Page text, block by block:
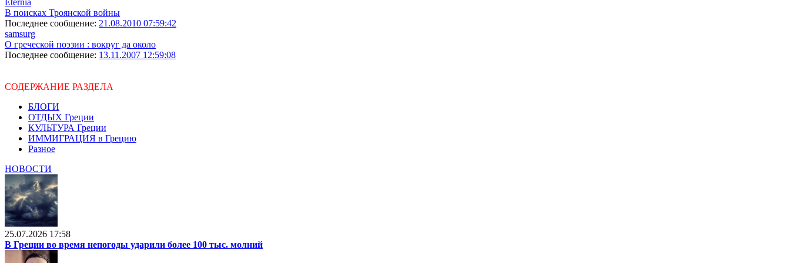
В поисках Троянской войны
Последнее сообщение: 21.08.2010 07:59:42
samsurg
О греческой поэзии : вокруг да около
Последнее сообщение: 13.11.2007 12:59:08
СОДЕРЖАНИЕ РАЗДЕЛА
БЛОГИ
ОТДЫХ Греции
КУЛЬТУРА Греции
ИММИГРАЦИЯ в Грецию
Разное
НОВОСТИ
25.07.2026 17:58
В Греции во время непогоды ударили более 100 тыс. молний